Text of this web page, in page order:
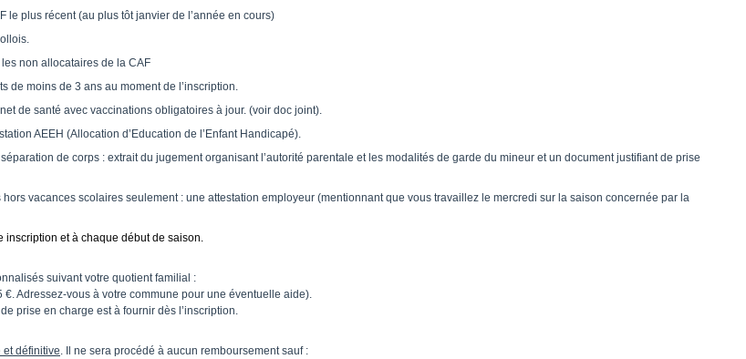
le plus récent (au plus tôt janvier de l’année en cours)
les non allocataires de la CAF
de moins de 3 ans au moment de l’inscription.
de santé avec vaccinations obligatoires à jour. (voir doc joint).
AEEH (Allocation d’Education de l’Enfant Handicapé).
de corps : extrait du jugement organisant l’autorité parentale et les modalités de garde du mineur et un document justifiant de prise
hors vacances scolaires seulement : une attestation employeur (mentionnant que vous travaillez le mercredi sur la saison concernée par la
inscription et à chaque début de saison.
suivant votre quotient familial :
Adressez-vous à votre commune pour une éventuelle aide).
prise en charge est à fournir dès l’inscription.
et définitive. Il ne sera procédé à aucun remboursement sauf :